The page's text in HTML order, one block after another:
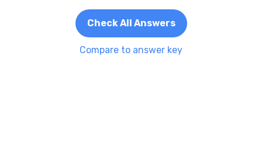
Check All Answers
Compare to answer key